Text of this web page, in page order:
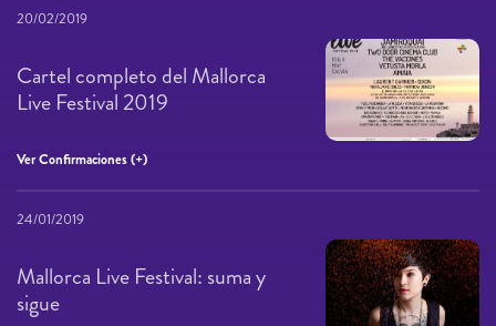
20/02/2019
Cartel completo del Mallorca
Live Festival 2019
Ver Confirmaciones (+)
24/01/2019
Mallorca Live Festival: suma y
sigue